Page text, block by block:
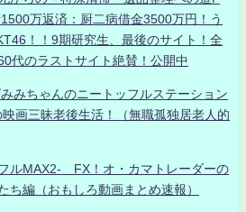
万返済：厨二病借金3500万円！う
！！9期研究生、最後のサイト！全
代のラストサイト絶賛！公開中
みちゃんのニートッフルステーション
画三昧老後生活！（無職孤独居老人的
ルMAX2- FX！オ・カマトレーダーの
編（おもしろ動画まとめ速報）